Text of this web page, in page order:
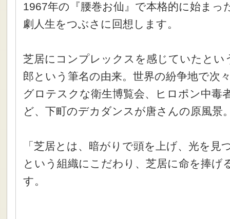
1967年の『腰巻お仙』で本格的に始まっ
劇人生をつぶさに回想します。
芝居にコンプレックスを感じていたとい
郎という筆名の由来。世界の紛争地で次
グロテスクな衛生博覧会、ヒロポン中毒
ど、下町のデカダンスが唐さんの原風景
「芝居とは、暗がりで頭を上げ、光を見
という組織にこだわり、芝居に命を捧げ
す。